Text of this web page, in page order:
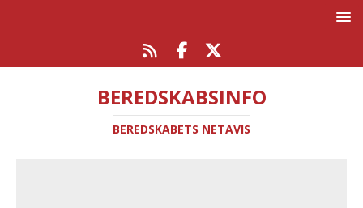
BEREDSKABSINFO
BEREDSKABETS NETAVIS